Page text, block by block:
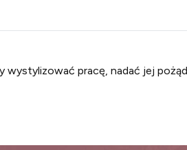
pracę, nadać jej